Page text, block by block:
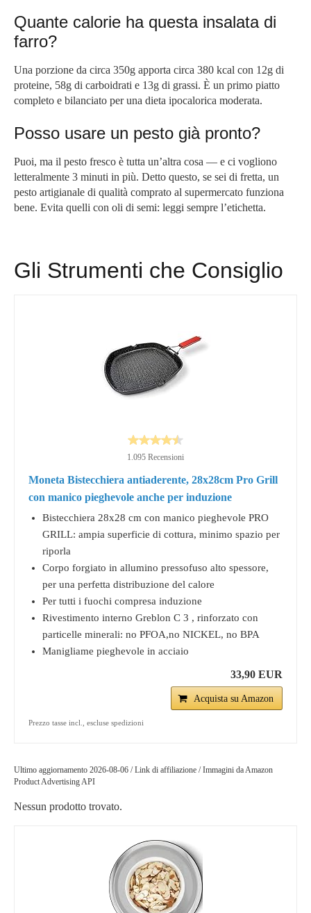
Quante calorie ha questa insalata di
farro?
Una porzione da circa 350g apporta circa 380 kcal con 12g di
proteine, 58g di carboidrati e 13g di grassi. È un primo piatto
completo e bilanciato per una dieta ipocalorica moderata.
Posso usare un pesto già pronto?
Puoi, ma il pesto fresco è tutta un’altra cosa — e ci vogliono
letteralmente 3 minuti in più. Detto questo, se sei di fretta, un
pesto artigianale di qualità comprato al supermercato funziona
bene. Evita quelli con oli di semi: leggi sempre l’etichetta.
Gli Strumenti che Consiglio
1.095 Recensioni
Moneta Bistecchiera antiaderente, 28x28cm Pro Grill
con manico pieghevole anche per induzione
Bistecchiera 28x28 cm con manico pieghevole PRO
GRILL: ampia superficie di cottura, minimo spazio per
riporla
Corpo forgiato in allumino pressofuso alto spessore,
per una perfetta distribuzione del calore
Per tutti i fuochi compresa induzione
Rivestimento interno Greblon C 3 , rinforzato con
particelle minerali: no PFOA,no NICKEL, no BPA
Manigliame pieghevole in acciaio
33,90 EUR
Acquista su Amazon
Prezzo tasse incl., escluse spedizioni
Ultimo aggiornamento 2026-08-06 / Link di affiliazione / Immagini da Amazon
Product Advertising API
Nessun prodotto trovato.